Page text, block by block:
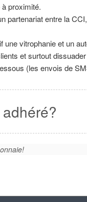
proximité.
entre la
vitrophanie et un
et surtout
(les envois de